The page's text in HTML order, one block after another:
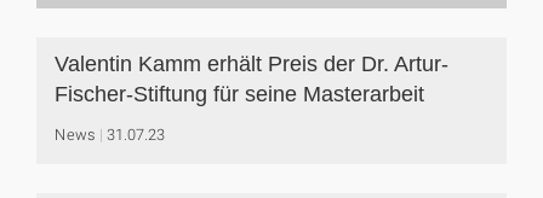
Valentin Kamm erhält Preis der Dr. Artur-
Fischer-Stiftung für seine Masterarbeit
News 31.07.23